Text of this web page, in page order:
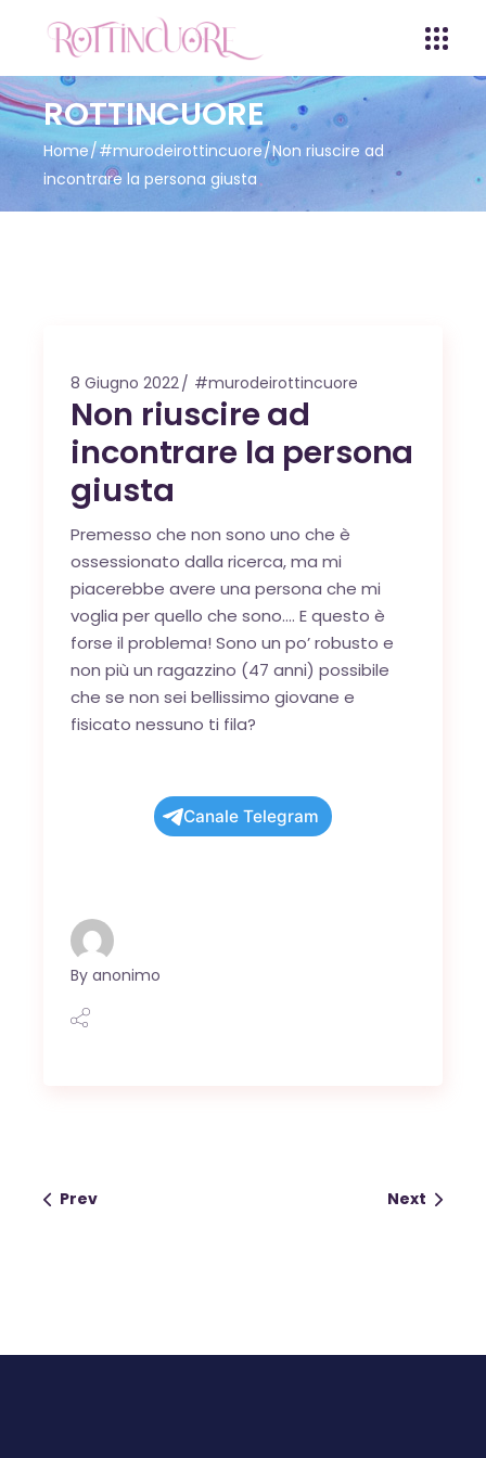
ROTTINCUORE
Home #murodeirottincuore Non riuscire ad
incontrare la persona giusta
8 Giugno 2022 #murodeirottincuore
Non riuscire ad
incontrare la persona
giusta
Premesso che non sono uno che è
ossessionato dalla ricerca, ma mi
piacerebbe avere una persona che mi
voglia per quello che sono…. E questo è
forse il problema! Sono un po’ robusto e
non più un ragazzino (47 anni) possibile
che se non sei bellissimo giovane e
fisicato nessuno ti fila?
Canale Telegram
By anonimo
Prev Next